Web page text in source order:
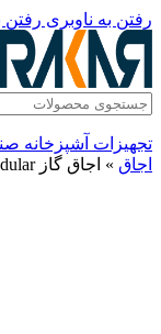
رفتن به ناوبری رفتن
تجهیزات آشپزخانه
اجاق » اجاق گاز Modular مدل FU 70/70 TPFG و FU 70/70 TPG